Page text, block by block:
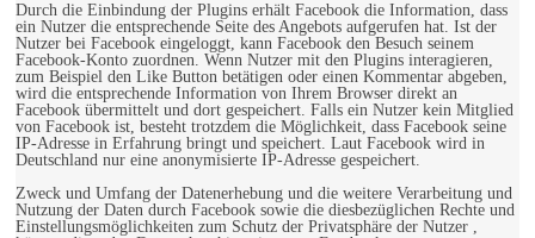
Durch die Einbindung der Plugins erhält Facebook die Information, dass
ein Nutzer die entsprechende Seite des Angebots aufgerufen hat. Ist der
Nutzer bei Facebook eingeloggt, kann Facebook den Besuch seinem
Facebook-Konto zuordnen. Wenn Nutzer mit den Plugins interagieren,
zum Beispiel den Like Button betätigen oder einen Kommentar abgeben,
wird die entsprechende Information von Ihrem Browser direkt an
Facebook übermittelt und dort gespeichert. Falls ein Nutzer kein Mitglied
von Facebook ist, besteht trotzdem die Möglichkeit, dass Facebook seine
IP-Adresse in Erfahrung bringt und speichert. Laut Facebook wird in
Deutschland nur eine anonymisierte IP-Adresse gespeichert.
Zweck und Umfang der Datenerhebung und die weitere Verarbeitung und
Nutzung der Daten durch Facebook sowie die diesbezüglichen Rechte und
Einstellungsmöglichkeiten zum Schutz der Privatsphäre der Nutzer ,